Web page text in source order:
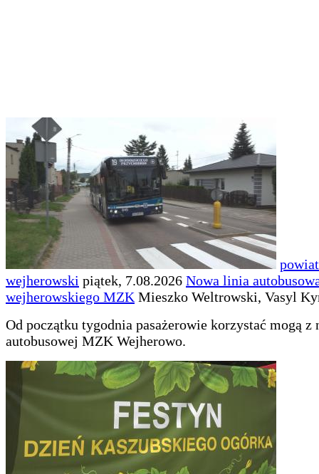
powiat
wejherowski piątek, 7.08.2026 Nowa linia
wejherowskiego MZK Mieszko Weltrowski, Vasyl
Od początku tygodnia pasażerowie korzystać mogą
autobusowej MZK Wejherowo.